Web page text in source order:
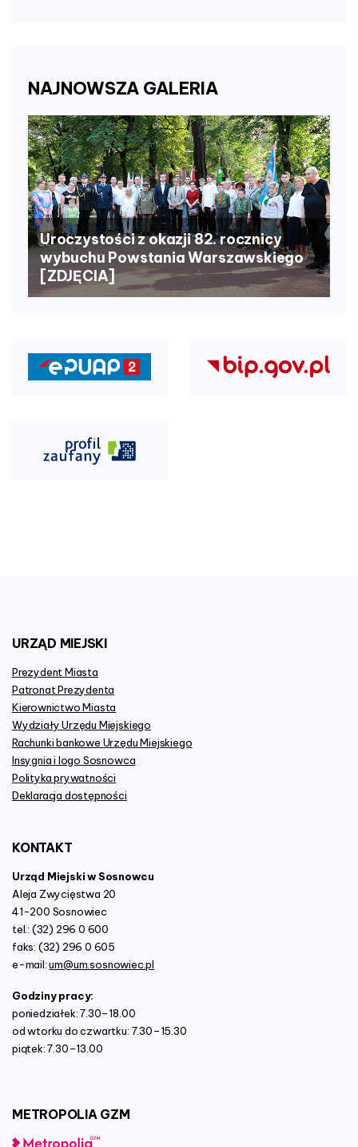
NAJNOWSZA GALERIA
Uroczystości z okazji 82. rocznicy
wybuchu Powstania Warszawskiego
[ZDJĘCIA]
URZĄD MIEJSKI
Prezydent Miasta
Patronat Prezydenta
Kierownictwo Miasta
Wydziały Urzędu Miejskiego
Rachunki bankowe Urzędu Miejskiego
Insygnia i logo Sosnowca
Polityka prywatności
Deklaracja dostępności
KONTAKT
Urząd Miejski w Sosnowcu
Aleja Zwycięstwa 20
41-200 Sosnowiec
tel.: (32) 296 0 600
faks: (32) 296 0 605
e-mail:um@um.sosnowiec.pl
Godziny pracy:
poniedziałek: 7.30–18.00
od wtorku do czwartku: 7.30–15.30
piątek: 7.30–13.00
METROPOLIA GZM